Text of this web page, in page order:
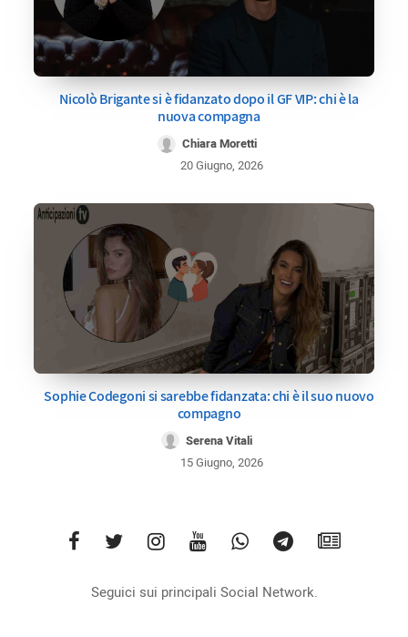
Nicolò Brigante si è fidanzato dopo il GF VIP: chi è la
nuova compagna
Chiara Moretti
20 Giugno, 2026
Sophie Codegoni si sarebbe fidanzata: chi è il suo nuovo
compagno
Serena Vitali
15 Giugno, 2026
Seguici sui principali Social Network.